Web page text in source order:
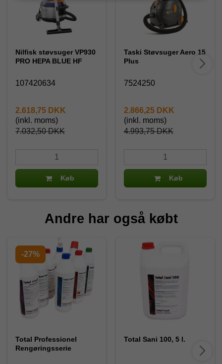
Nilfisk støvsuger VP930
PRO HEPA BLUE HF
107420634
7.032,50 DKK
2.618,75 DKK
(inkl. moms)
Køb
Taski Støvsuger Aero 15
Plus
7524250
4.993,75 DKK
2.866,25 DKK
(inkl. moms)
Køb
Andre har også købt
-27%
Total Professionel
Rengøringsserie
Total Sani 100, 5 l.